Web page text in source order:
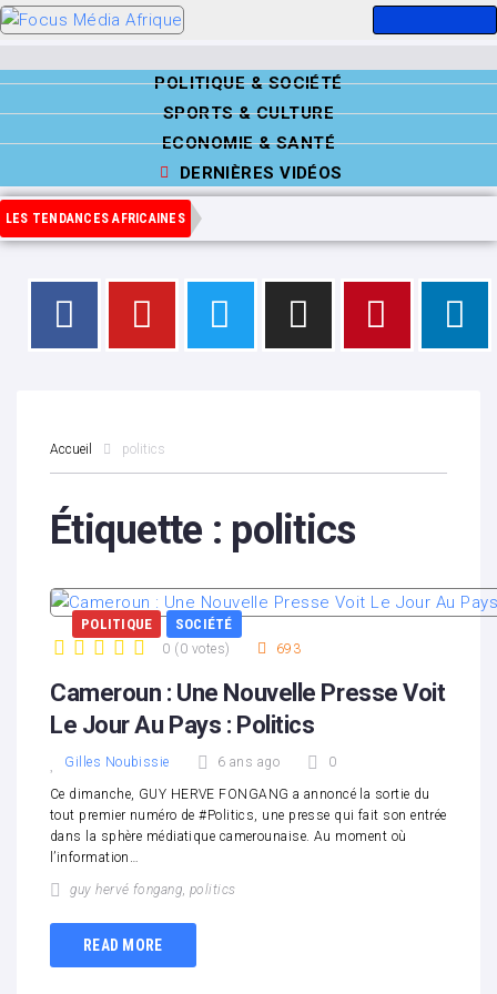
POLITIQUE & SOCIÉTÉ
SPORTS & CULTURE
ECONOMIE & SANTÉ
DERNIÈRES VIDÉOS
LES TENDANCES AFRICAINES
Accueil politics
Étiquette : politics
POLITIQUE SOCIÉTÉ
0 ( 0 votes) 693
Cameroun : Une Nouvelle Presse Voit
Le Jour Au Pays : Politics
Gilles Noubissie 6 ans ago 0
Ce dimanche, GUY HERVE FONGANG a annoncé la sortie du
tout premier numéro de #Politics, une presse qui fait son entrée
dans la sphère médiatique camerounaise. Au moment où
l’information…
guy hervé fongang,politics
READ MORE